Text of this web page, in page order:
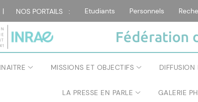
NOS PORTAILS : Etudiants Personnels
Fédération
MISSIONS ET OBJECTIFS DIFFUSION
LA PRESSE EN PARLE GALERIE